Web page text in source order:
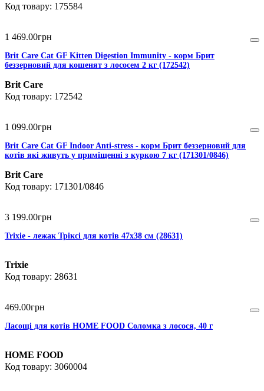
175584
1 469.00грн
Brit Care Cat GF Kitten Digestion Immunity - корм Брит
беззерновий для кошенят з лососем 2 кг (172542)
Brit Care
172542
1 099.00грн
Brit Care Cat GF Indoor Anti-stress - корм Брит беззерновий для
котів які живуть у приміщенні з куркою 7 кг (171301/0846)
Brit Care
171301/0846
3 199.00грн
Trixie - лежак Тріксі для котів 47х38 см (28631)
Trixie
28631
469.00грн
Ласощі для котів HOME FOOD Соломка з лосося, 40 г
HOME FOOD
3060004